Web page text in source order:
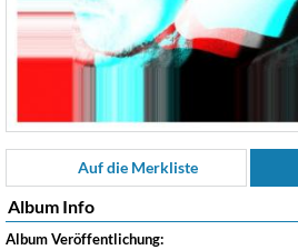
Auf die Merkliste
Album Info
Album Veröffentlichung: